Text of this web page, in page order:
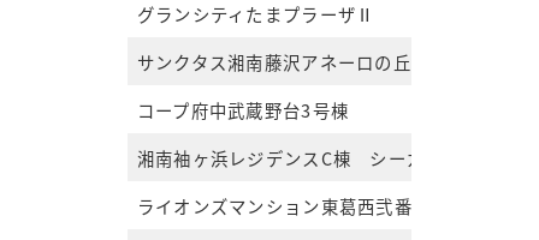
グランシティたまプラーザⅡ
サンクタス湘南藤沢アネーロの丘
コープ府中武蔵野台3号棟
湘南袖ヶ浜レジデンスC棟 シーガルコート棟
ライオンズマンション東葛西弐番館